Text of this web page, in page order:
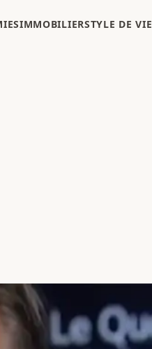
IMMOBILIERSTYLE DE VIE